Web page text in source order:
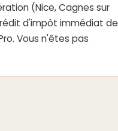
(Nice, Cagnes sur
d'impôt immédiat de
Vous n'êtes pas